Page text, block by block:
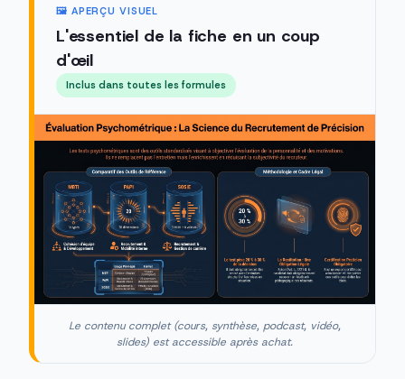
🖼️ APERÇU VISUEL
L'essentiel de la fiche en un coup
d'œil
Inclus dans toutes les formules
Le contenu complet (cours, synthèse, podcast, vidéo,
slides) est accessible après achat.